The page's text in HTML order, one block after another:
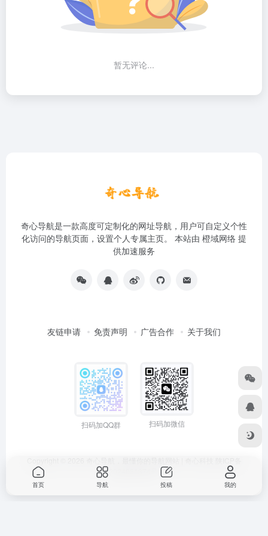
暂无评论...
奇心导航是一款高度可定制化的网址导航，用户可自定义个性
化访问的导航页面，设置个人专属主页。 本站由 橙域网络 提
供加速服务
友链申请 免责声明 广告合作 关于我们
扫码加QQ群 扫码加微信
首页 导航 投稿 我的